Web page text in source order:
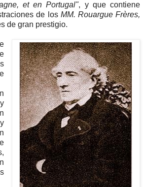
et en Portugal", y que contiene
de losMM. Rouargue Frères,
de gran prestigio.